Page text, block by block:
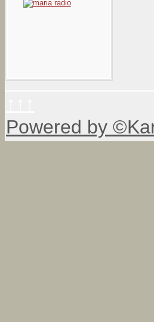
Powered by